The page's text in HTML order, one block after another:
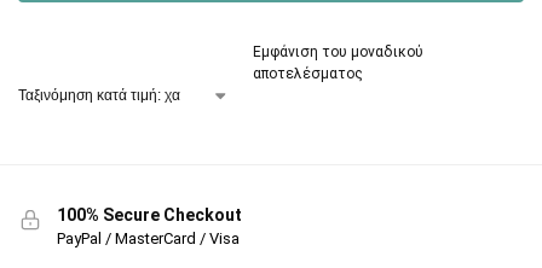
Εμφάνιση του μοναδικού
αποτελέσματος
100% Secure Checkout
PayPal / MasterCard / Visa